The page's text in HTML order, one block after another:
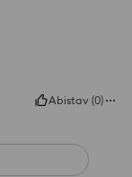
Abistav (0)